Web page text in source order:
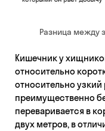
Разница между
Кишечник у
относительно
относительно узкий
преимущественно
переваривается в
двух метров, в